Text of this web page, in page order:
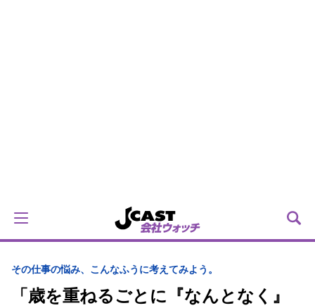
その仕事の悩み、こんなふうに考えてみよう。
「歳を重ねるごとに『なんとなく』